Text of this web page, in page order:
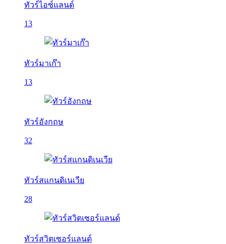
ทัวร์ไอซ์แลนด์
13
ทัวร์มาเก๊า
13
ทัวร์อังกฤษ
32
ทัวร์สแกนดิเนเวีย
28
ทัวร์สวิตเซอร์แลนด์